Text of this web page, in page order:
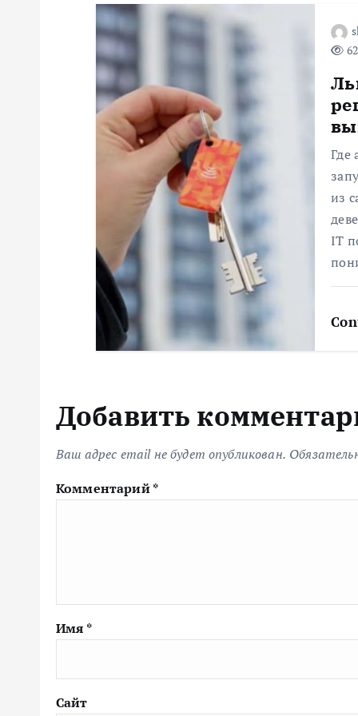
Где
из
IT
Добавить
Ваш адрес email не будет опубликован.
Комментарий*
Имя *
Сайт